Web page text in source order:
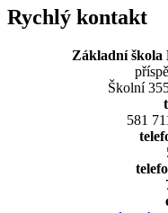
Rychlý kontakt
Základní škola
Školní
581